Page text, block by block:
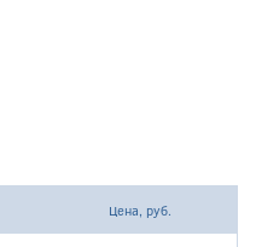
Цена, руб.